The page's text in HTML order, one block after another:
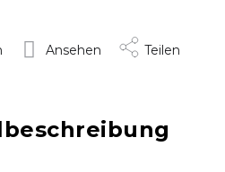
Ansehen Teilen